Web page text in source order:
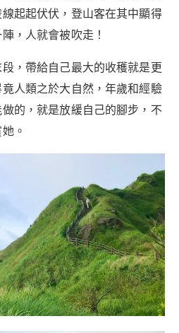
起起伏伏，登山客在其中顯得
，人就會被吹走！
，帶給自己最大的收穫就是更
人類之於大自然，年歲和經驗
的，就是放緩自己的腳步，不
。